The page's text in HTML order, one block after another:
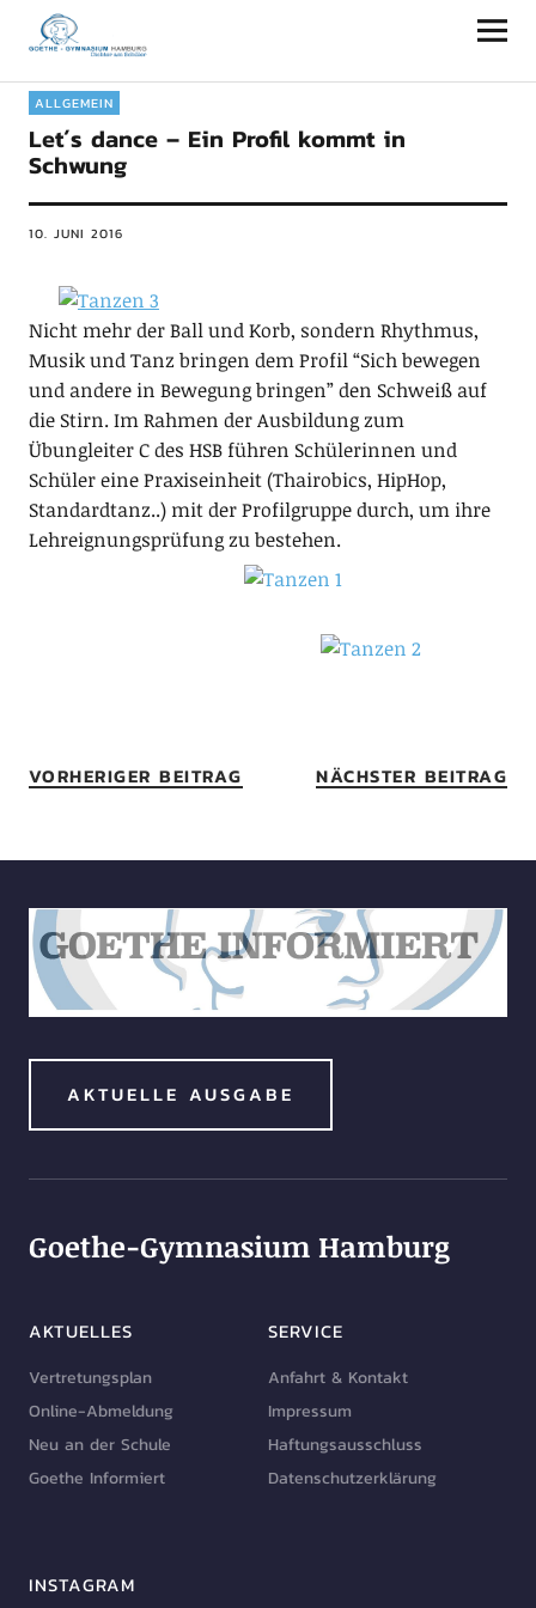
Goethe-Gymnasium Hamburg
ALLGEMEIN
Let´s dance – Ein Profil kommt in
Schwung
10. JUNI 2016
Nicht mehr der Ball und Korb, sondern Rhythmus,
Musik und Tanz bringen dem Profil “Sich bewegen
und andere in Bewegung bringen” den Schweiß auf
die Stirn. Im Rahmen der Ausbildung zum
Übungleiter C des HSB führen Schülerinnen und
Schüler eine Praxiseinheit (Thairobics, HipHop,
Standardtanz..) mit der Profilgruppe durch, um ihre
Lehreignungsprüfung zu bestehen.
VORHERIGER BEITRAG NÄCHSTER BEITRAG
AKTUELLE AUSGABE
Goethe-Gymnasium Hamburg
AKTUELLES
Vertretungsplan
Online-Abmeldung
Neu an der Schule
Goethe Informiert
SERVICE
Anfahrt & Kontakt
Impressum
Haftungsausschluss
Datenschutzerklärung
INSTAGRAM